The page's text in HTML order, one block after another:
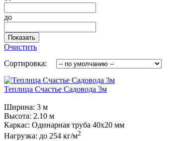
до
Показать
Очистить
Сортировка:
Теплица Счастье Садовода 3м
Ширина: 3 м
Высота: 2.10 м
Каркас: Одинарная труба 40х20 мм
Нагрузка: до 254 кг/м2